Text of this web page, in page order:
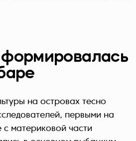
формировалась
на островах тесно
первыми на
материковой части